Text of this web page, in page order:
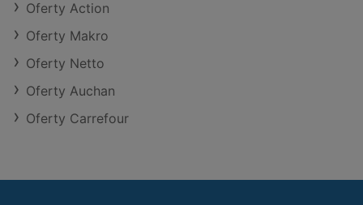
Oferty Action
Oferty Makro
Oferty Netto
Oferty Auchan
Oferty Carrefour